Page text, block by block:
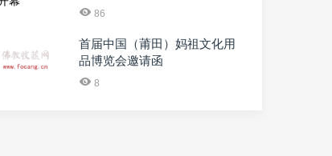
86
首届中国（莆田）妈祖文化用
品博览会邀请函
8